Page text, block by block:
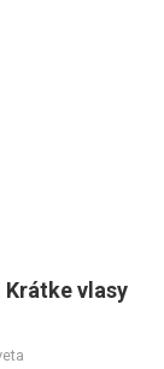
Krátke vlasy